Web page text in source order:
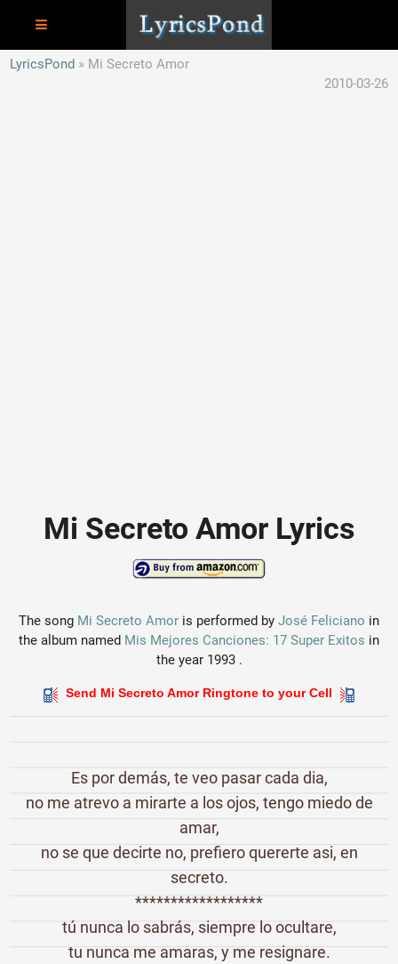
LyricsPond
Mi Secreto Amor
2010-03-26
Mi Secreto Amor Lyrics
The song Mi Secreto Amor is performed by José Feliciano in
the album named Mis Mejores Canciones: 17 Super Exitos in
the year 1993 .
Send Mi Secreto Amor Ringtone to your Cell
Es por demás, te veo pasar cada dia,
no me atrevo a mirarte a los ojos, tengo miedo de
amar,
no se que decirte no, prefiero quererte asi, en
secreto.
******************
tú nunca lo sabrás, siempre lo ocultare,
tu nunca me amaras, y me resignare.